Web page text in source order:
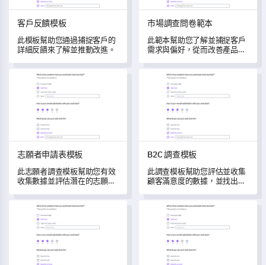
客戶反饋模板
此模板幫助您通過捕捉客戶的
詳細反饋來了解並推動改進。
市場調查問卷範本
此範本幫助您了解並捕捉客戶
需求與偏好，從而改善產品和
志願者申請表模板
志願者申請表模板
此志願者調查模板幫助您有效
收集數據並評估潛在的志願
B2C 調查模板
B2C 調查模板
此調查模板幫助您評估並收集
顧客滿意度的數據，並找出改
員工評估模板 產品特徵評估調查模板